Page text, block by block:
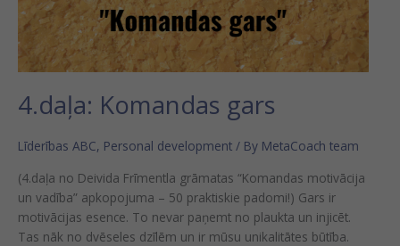
4.daļa: Komandas gars
Līderības ABC, Personal development / By MetaCoach team
(4.daļa no Deivida Frīmentla grāmatas “Komandas motivācija
un vadība” apkopojuma – 50 praktiskie padomi!) Gars ir
motivācijas esence. To nevar paņemt no plaukta un injicēt.
Tas nāk no dvēseles dzīlēm un ir mūsu unikalitātes būtība.